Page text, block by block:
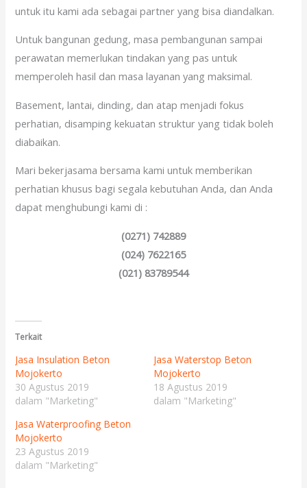
untuk itu kami ada sebagai partner yang bisa diandalkan.
Untuk bangunan gedung, masa pembangunan sampai
perawatan memerlukan tindakan yang pas untuk
memperoleh hasil dan masa layanan yang maksimal.
Basement, lantai, dinding, dan atap menjadi fokus
perhatian, disamping kekuatan struktur yang tidak boleh
diabaikan.
Mari bekerjasama bersama kami untuk memberikan
perhatian khusus bagi segala kebutuhan Anda, dan Anda
dapat menghubungi kami di :
(0271) 742889
(024) 7622165
(021) 83789544
Terkait
Jasa Insulation Beton
Mojokerto
30 Agustus 2019
dalam "Marketing"
Jasa Waterstop Beton
Mojokerto
18 Agustus 2019
dalam "Marketing"
Jasa Waterproofing Beton
Mojokerto
23 Agustus 2019
dalam "Marketing"